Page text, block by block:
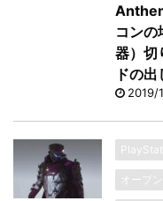
コンの
器）切
ドの出
2019/
オープ